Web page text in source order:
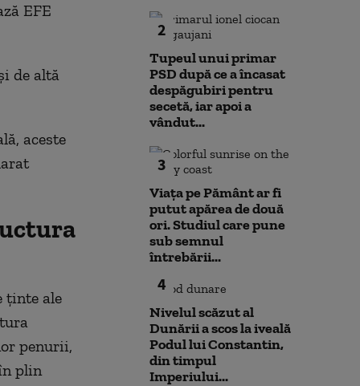
EFE
de altă
aceste
ţinte ale
penurii,
plin
2
Tupeul unui primar
PSD după ce a încasat
despăgubiri pentru
secetă, iar apoi a
vândut...
3
Viața pe Pământ ar fi
putut apărea de două
ori. Studiul care pune
sub semnul
întrebării...
4
Nivelul scăzut al
Dunării a scos la iveală
Podul lui Constantin,
din timpul
Imperiului...